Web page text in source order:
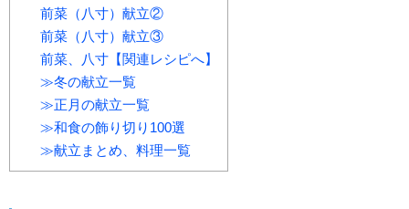
前菜（八寸）献立②
前菜（八寸）献立③
前菜、八寸【関連レシピへ】
≫冬の献立一覧
≫正月の献立一覧
≫和食の飾り切り100選
≫献立まとめ、料理一覧